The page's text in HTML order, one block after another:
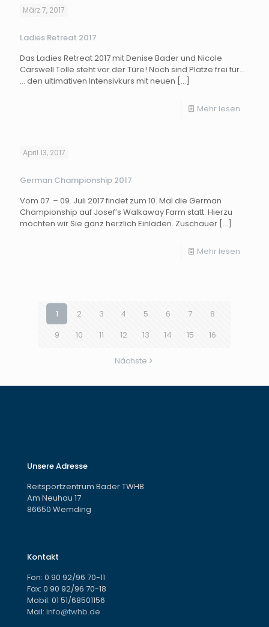
März 7, 2017
Ladies Retreat 2017
Das Ladies Retreat 2017 mit Denise Bader und Nicole
Carswell Tolle steht vor der Türe! Noch sind Plätze frei für…
… den ultimativen Intensivkurs mit neuen […]
Mehr lesen
April 13, 2017
German Championship 2017
Vom 07. – 09. Juli 2017 findet zum 10. Mal die German
Championship auf Josef’s Walkaway Farm statt. Hierzu
möchten wir Sie ganz herzlich Einladen. Zuschauer […]
Mehr lesen
1 2 3 4 5 6 7
8
9
10 11 12 13 14 15 16
Nächste
Unsere Adresse
Reitsportzentrum Bader TWHB
Am Neuhau 17
86650 Wemding
Kontakt
Fon: 0 90 92/96 70-11
Fax: 0 90 92/96 70-18
Mobil: 01 51/68501156
Mail: info@twhb.de